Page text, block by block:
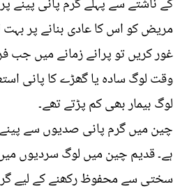
مریض کو اس کا عادی بنانے پر بہت
غور کریں تو پرانے زمانے میں جب
وقت لوگ سادہ یا گھڑے کا پانی
لوگ بیمار بھی کم پڑتے تھے۔
چین میں گرم پانی صدیوں سے پینے
ہے۔ قدیم چین میں لوگ سردیوں
سختی سے محفوظ رکھنے کے لیے